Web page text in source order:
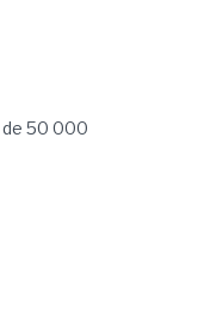
de 50 000